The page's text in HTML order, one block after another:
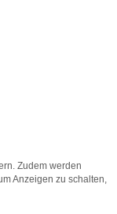
Browser oder in
werden.
uns diesen Text
Zudem werden
Anzeigen zu schalten,